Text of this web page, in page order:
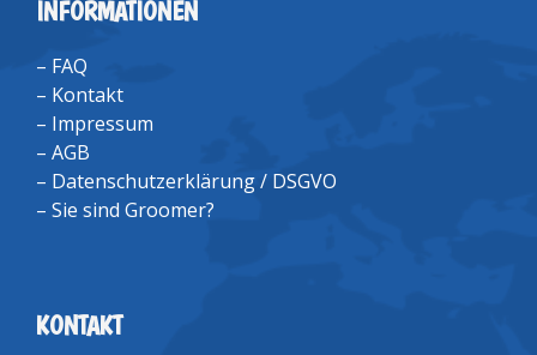
INFORMATIONEN
– FAQ
– Kontakt
– Impressum
– AGB
– Datenschutzerklärung / DSGVO
– Sie sind Groomer?
KONTAKT